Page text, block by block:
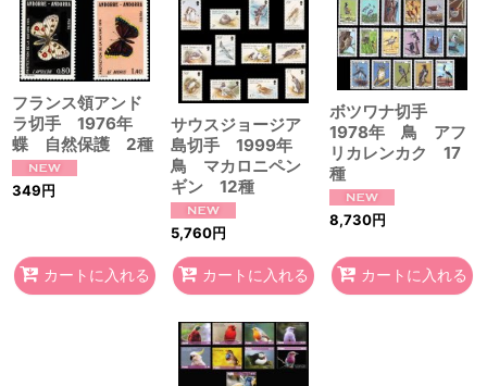
フランス領アンド
ラ切手 1976年
蝶 自然保護 2種
349円
カートに入れる
サウスジョージア
島切手 1999年
鳥 マカロニペン
ギン 12種
5,760円
カートに入れる
ボツワナ切手
1978年 鳥 アフ
リカレンカク 17
種
8,730円
カートに入れる